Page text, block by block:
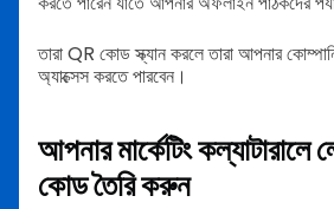
তারা QR কোড স্ক্যান করলে তারা আপনার
অ্যাক্সেস করতে পারবেন।
আপনার মার্কেটিং
কোড তৈরি করুন